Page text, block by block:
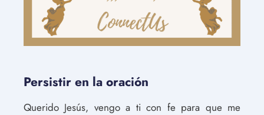
Persistir en la oración
Querido Jesús, vengo a ti con fe para que me